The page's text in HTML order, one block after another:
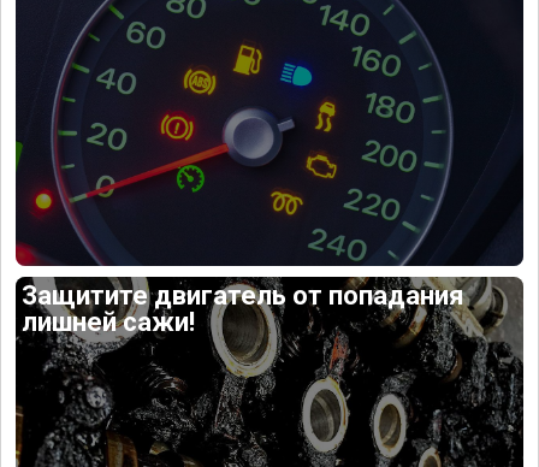
Защитите двигатель от попадания
лишней сажи!